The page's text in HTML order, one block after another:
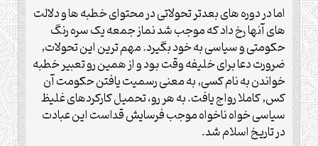
اما در دوره های بعدتر تحولاتی در محتوای خطبه ها و دلالت
های آنها رخ داد که موجب شد نماز جمعه یک سره رنگ
حکومتی و سیاسی به خود بگیرد. مهم ترین این تحولات,
ضرورت دعا برای خلیفه وقت بود و از همین رو تعبیر خطبه
خواندن به نام کسی, به معنی رسمیت یافتن حکومت آن
کس, کاملا رواج یافت. به هر رو، تحمیل کارکردهای غلیظ
سیاسی خواه ناخواه موجب فرسایش قداست این عبادت
در تاریخ اسلام شد.